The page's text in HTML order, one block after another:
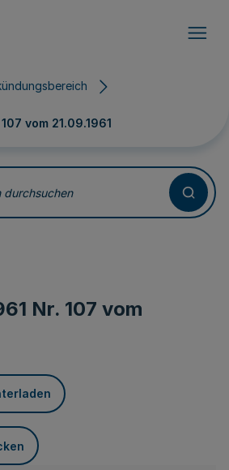
107 vom 21.09.1961
Nr. 107 vom